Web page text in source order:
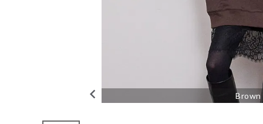
Brown